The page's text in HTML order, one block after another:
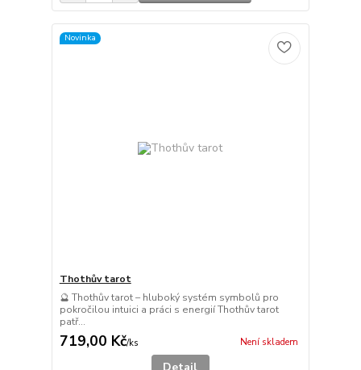
Novinka
Thothův tarot
🔮 Thothův tarot – hluboký systém symbolů pro
pokročilou intuici a práci s energií Thothův tarot
patř...
719,00 Kč/ks Není skladem